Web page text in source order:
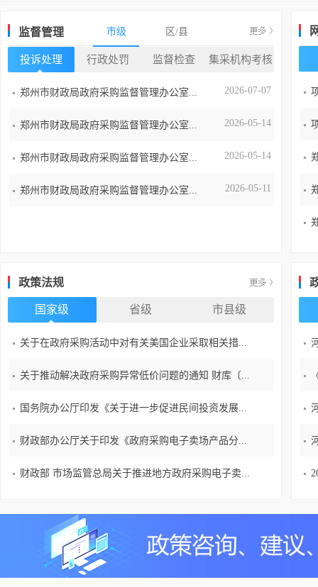
市级 区/县
投诉处理 行政处罚 监督检查 集采机构考核
2026-07-07
郑州市财政局政府采购监督管理办公室...
2026-05-14
郑州市财政局政府采购监督管理办公室...
2026-05-14
郑州市财政局政府采购监督管理办公室...
2026-05-11
郑州市财政局政府采购监督管理办公室...
监督管理
政策法规
国家级 省级 市县级
关于在政府采购活动中对有关美国企业采取相关措...
关于推动解决政府采购异常低价问题的通知 财库〔...
国务院办公厅印发《关于进一步促进民间投资发展...
财政部办公厅关于印发《政府采购电子卖场产品分...
财政部 市场监管总局关于推进地方政府采购电子卖...